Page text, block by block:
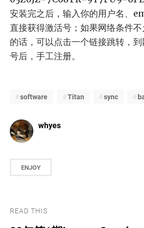
安装完之后，输入你的用户名、
直接获得激活号；如果网络条件
的话，可以点击一个链接跳转，
号后，手工注册。
software Titan sync
whyes
ENJOY
READ THIS